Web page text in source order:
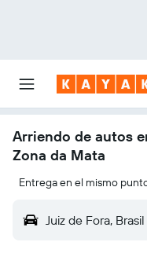
Arriendo de autos
Zona da Mata
Entrega en el mismo
Juiz de Fora,